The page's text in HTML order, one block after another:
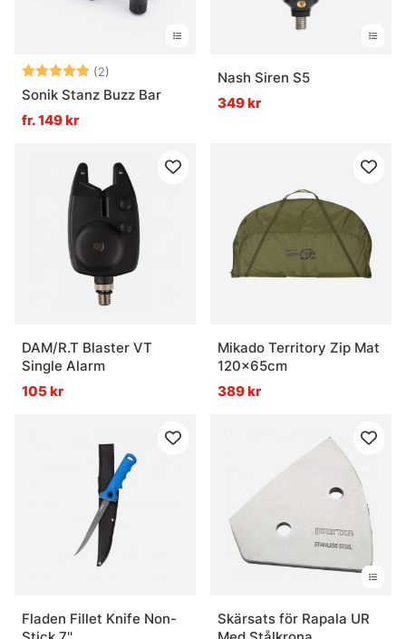
Betyg: (2)
5.0 utav 5 stjärnor
Sonik Stanz Buzz Bar
fr. 149 kr
Nash Siren S5
349 kr
DAM/R.T Blaster VT
Single Alarm
105 kr
Mikado Territory Zip Mat
120x65cm
389 kr
Fladen Fillet Knife Non-
Skärsats för Rapala UR